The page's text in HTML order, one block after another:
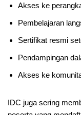
Akses ke
Pembelajaran
Sertifikat resmi
Pendampingan
Akses ke
IDC juga sering